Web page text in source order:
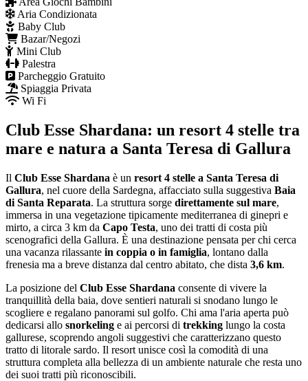
Aria Condizionata
Baby Club
Bazar/Negozi
Mini Club
Palestra
Parcheggio Gratuito
Spiaggia Privata
Wi Fi
Club Esse Shardana: un resort 4 stelle tra
mare e natura a Santa Teresa di Gallura
Il Club Esse Shardana è un resort 4 stelle a Santa Teresa di
Gallura, nel cuore della Sardegna, affacciato sulla suggestiva Baia
di Santa Reparata. La struttura sorge direttamente sul mare,
immersa in una vegetazione tipicamente mediterranea di ginepri e
mirto, a circa 3 km da Capo Testa, uno dei tratti di costa più
scenografici della Gallura. È una destinazione pensata per chi cerca
una vacanza rilassante in coppia o in famiglia, lontano dalla
frenesia ma a breve distanza dal centro abitato, che dista 3,6 km.
La posizione del Club Esse Shardana consente di vivere la
tranquillità della baia, dove sentieri naturali si snodano lungo le
scogliere e regalano panorami sul golfo. Chi ama l'aria aperta può
dedicarsi allo snorkeling e ai percorsi di trekking lungo la costa
gallurese, scoprendo angoli suggestivi che caratterizzano questo
tratto di litorale sardo. Il resort unisce così la comodità di una
struttura completa alla bellezza di un ambiente naturale che resta uno
dei suoi tratti più riconoscibili.